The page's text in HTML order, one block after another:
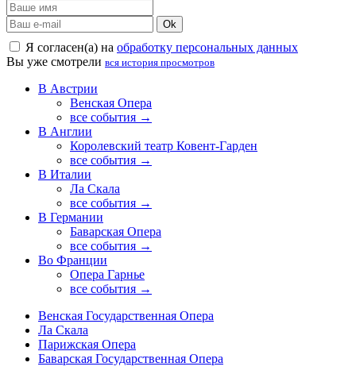
Ok
Я согласен(а) на обработку персональных данных
Вы уже смотрели вся история просмотров
В Австрии
Венская Опера
все события →
В Англии
Королевский театр Ковент-Гарден
все события →
В Италии
Ла Скала
все события →
В Германии
Баварская Опера
все события →
Во Франции
Опера Гарнье
все события →
Венская Государственная Опера
Ла Скала
Парижская Опера
Баварская Государственная Опера